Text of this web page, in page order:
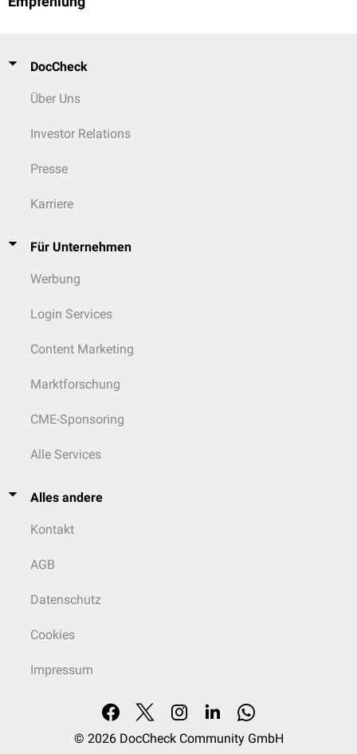
DocCheck
Über Uns
Investor Relations
Presse
Karriere
Für Unternehmen
Werbung
Login Services
Content Marketing
Marktforschung
CME-Sponsoring
Alle Services
Alles andere
Kontakt
AGB
Datenschutz
Cookies
Impressum
© 2026 DocCheck Community GmbH